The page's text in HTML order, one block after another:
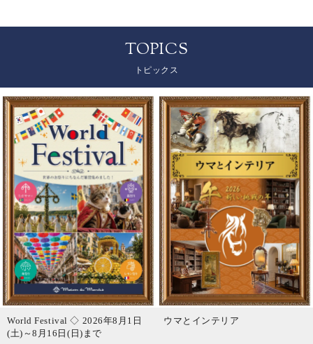
TOPICS
トピックス
World Festival ◇ 2026年8月1日
(土)～8月16日(日)まで
ウマとインテリア